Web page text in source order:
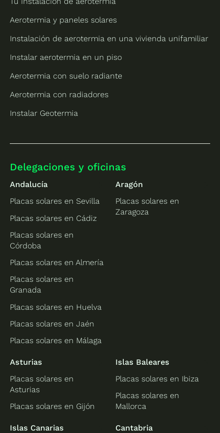
Aerotermia y paneles solares
Instalación de aerotermia en una vivienda unifamiliar
Instalar aerotermia en un piso
Aerotermia con suelo radiante
Aerotermia con radiadores
Instalar Geotermia
Delegaciones y oficinas
Andalucía
Placas solares en Sevilla
Placas solares en Cádiz
Placas solares en
Córdoba
Placas solares en Almería
Placas solares en
Granada
Placas solares en Huelva
Placas solares en Jaén
Placas solares en Málaga
Aragón
Placas solares en
Zaragoza
Asturias
Placas solares en
Asturias
Placas solares en Gijón
Islas Baleares
Placas solares en Ibiza
Placas solares en
Mallorca
Islas Canarias
Cantabria